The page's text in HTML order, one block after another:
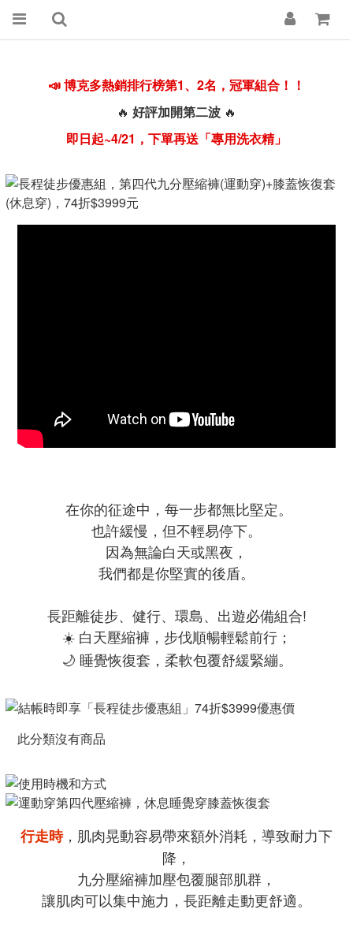
📣 博克多熱銷排行榜第1、2名，冠軍組合！！
🔥 好評加開第二波 🔥
即日起~4/21， 下單再送「專用洗衣精」
在你的征途中，每一步都無比堅定。
也許緩慢，但不輕易停下。
因為無論白天或黑夜，
我們都是你堅實的後盾。
長距離徒步、健行、環島、出遊必備組合!
☀️白天壓縮褲，步伐順暢輕鬆前行；
🌙 睡覺恢復套，柔軟包覆舒緩緊繃。
此分類沒有商品
行走時，肌肉晃動容易帶來額外消耗，導致耐力下
降，
九分壓縮褲加壓包覆腿部肌群，
讓肌肉可以集中施力，長距離走動更舒適。